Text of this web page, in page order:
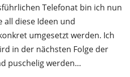
Telefonat bin ich nun
all diese Ideen und
umgesetzt werden. Ich
in der nächsten Folge der
puschelig werden…